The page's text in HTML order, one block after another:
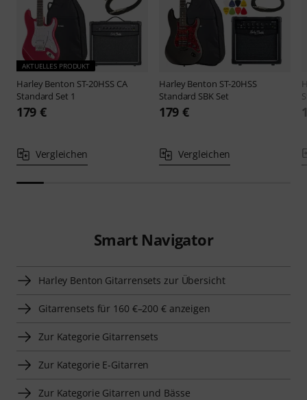
AKTUELLES PRODUKT
Harley Benton ST-20HSS CA
Standard Set 1
179 €
Vergleichen
Harley Benton ST-20HSS
Standard SBK Set
179 €
Vergleichen
Smart Navigator
Harley Benton Gitarrensets zur Übersicht
Gitarrensets für 160 €–200 € anzeigen
Zur Kategorie Gitarrensets
Zur Kategorie E-Gitarren
Zur Kategorie Gitarren und Bässe